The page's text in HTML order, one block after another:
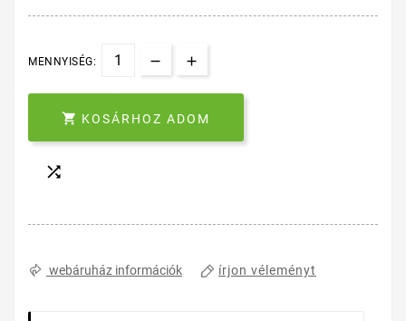
MENNYISÉG:
 KOSÁRHOZ ADOM

webáruház információk írjon véleményt